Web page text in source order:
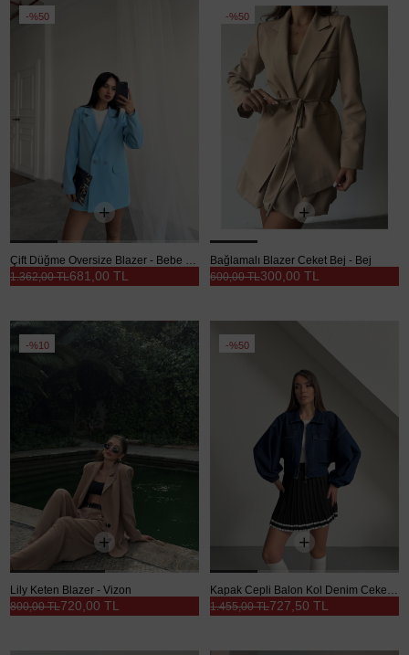
%50
Çift Düğme Oversize Blazer - Bebe Mavi
681,00 TL
1.362,00 TL
%50
Bağlamalı Blazer Ceket Bej - Bej
300,00 TL
600,00 TL
%10
Lily Keten Blazer - Vizon
720,00 TL
800,00 TL
%50
727,50 TL
1.455,00 TL